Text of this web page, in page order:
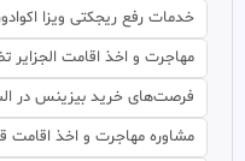
خدمات رفع ریجکتی ویزا
مهاجرت و اخذ اقامت الجزایر
فرصت‌های خرید بیزینس در
مشاوره مهاجرت و اخذ اقامت